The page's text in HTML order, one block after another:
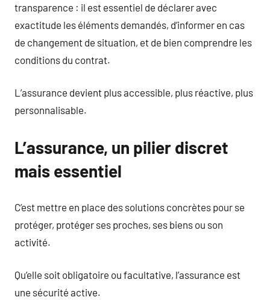
transparence : il est essentiel de déclarer avec
exactitude les éléments demandés, d’informer en cas
de changement de situation, et de bien comprendre les
conditions du contrat.
L’assurance devient plus accessible, plus réactive, plus
personnalisable.
L’assurance, un pilier discret
mais essentiel
C’est mettre en place des solutions concrètes pour se
protéger, protéger ses proches, ses biens ou son
activité.
Qu’elle soit obligatoire ou facultative, l’assurance est
une sécurité active.